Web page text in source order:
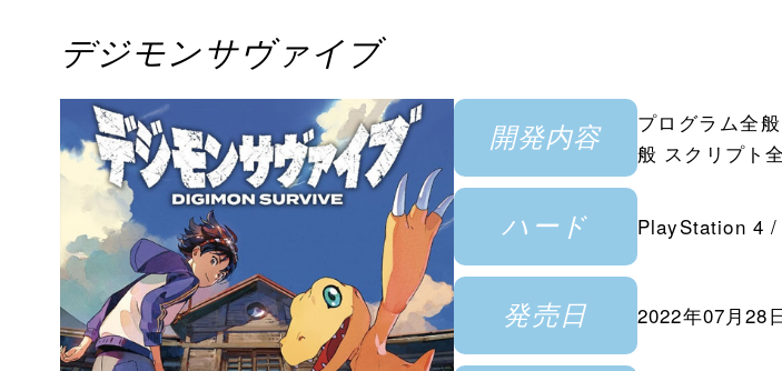
デジモンサヴァイブ
開発内容
プログラム全
般 スクリプト
ハード PlayStation 4
発売日 2022年07月28